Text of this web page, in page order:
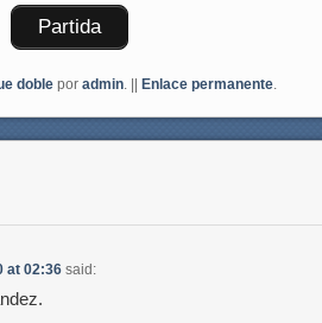
Partida
doble por admin. || Enlace permanente.
at 02:36 said: